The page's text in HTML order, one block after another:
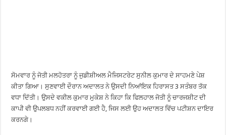
ਸੋਮਵਾਰ ਨੂੰ ਜੋਤੀ ਮਲਹੋਤਰਾ ਨੂੰ ਜੁਡੀਸ਼ੀਅਲ ਮੈਜਿਸਟਰੇਟ ਸੁਨੀਲ ਕੁਮਾਰ ਦੇ ਸਾਹਮਣੇ ਪੇਸ਼
ਕੀਤਾ ਗਿਆ। ਸੁਣਵਾਈ ਦੌਰਾਨ ਅਦਾਲਤ ਨੇ ਉਸਦੀ ਨਿਆਂਇਕ ਹਿਰਾਸਤ 3 ਸਤੰਬਰ ਤੱਕ
ਵਧਾ ਦਿੱਤੀ। ਉਸਦੇ ਵਕੀਲ ਕੁਮਾਰ ਮੁਕੇਸ਼ ਨੇ ਕਿਹਾ ਕਿ ਫਿਲਹਾਲ ਜੋਤੀ ਨੂੰ ਚਾਰਜਸ਼ੀਟ ਦੀ
ਕਾਪੀ ਵੀ ਉਪਲਬਧ ਨਹੀਂ ਕਰਵਾਈ ਗਈ ਹੈ, ਜਿਸ ਲਈ ਉਹ ਅਦਾਲਤ ਵਿੱਚ ਪਟੀਸ਼ਨ ਦਾਇਰ
ਕਰਨਗੇ।